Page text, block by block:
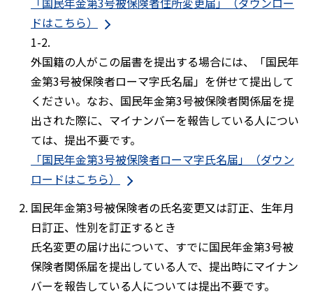
ドはこちら）
1-2.
外国籍の人がこの届書を提出する場合には、「国民年
金第3号被保険者ローマ字氏名届」を併せて提出して
ください。なお、国民年金第3号被保険者関係届を提
出された際に、マイナンバーを報告している人につい
ては、提出不要です。
「国民年金第3号被保険者ローマ字氏名届」（ダウン
ロードはこちら）
国民年金第3号被保険者の氏名変更又は訂正、生年月
日訂正、性別を訂正するとき
氏名変更の届け出について、すでに国民年金第3号被
保険者関係届を提出している人で、提出時にマイナン
バーを報告している人については提出不要です。